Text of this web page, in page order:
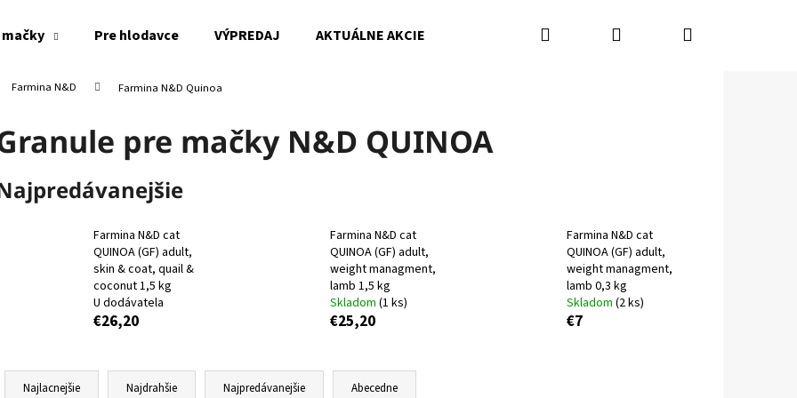
Pre hlodavce VÝPREDAJ AKTUÁLNE AKCIE Kamenná predajňa Kontakty
Hľadať PrihlásenieNákupný
Farmina N&D Farmina N&D Quinoa
pre mačky N&D QUINOA
Farmina N&D cat
QUINOA (GF) adult,
skin & coat, quail &
coconut 1,5 kg
U dodávatela
€26,20
Farmina N&D cat
QUINOA (GF) adult,
weight managment,
lamb 1,5 kg
Skladom (1 ks)
€25,20
Farmina N&D cat
QUINOA (GF) adult,
weight managment,
lamb 0,3 kg
Skladom (2 ks)
€7
R
Najlacnejšie Najdrahšie Najpredávanejšie Abecedne
Čo potrebujete nájsť?
Odporúčame